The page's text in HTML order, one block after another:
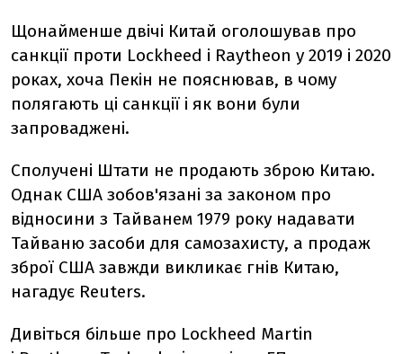
Щонайменше двічі Китай оголошував про
санкції проти Lockheed і Raytheon у 2019 і 2020
роках, хоча Пекін не пояснював, в чому
полягають ці санкції і як вони були
запроваджені.
Сполучені Штати не продають зброю Китаю.
Однак США зобов'язані за законом про
відносини з Тайванем 1979 року надавати
Тайваню засоби для самозахисту, а продаж
зброї США завжди викликає гнів Китаю,
нагадує Reuters.
Дивіться більше про Lockheed Martin